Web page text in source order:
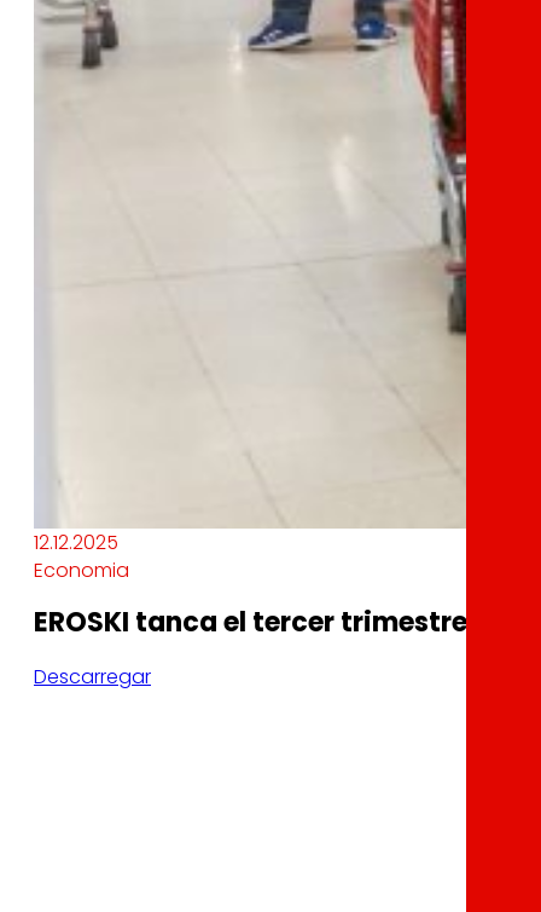
12.12.2025
Economia
EROSKI tanca el tercer trimestre de
Descarregar